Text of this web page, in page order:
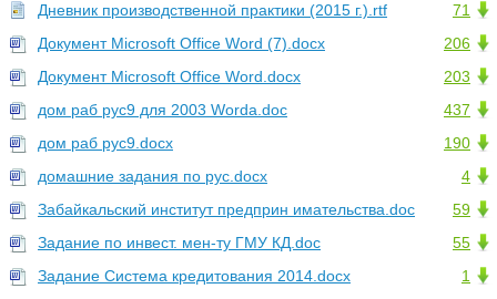
71
Дневник производственной практики (2015 г.).rtf
206
Документ Microsoft Office Word (7).docx
203
Документ Microsoft Office Word.docx
437
дом раб рус9 для 2003 Worda.doc
190
дом раб рус9.docx
4
домашние задания по рус.docx
59
Забайкальский институт предприн имательства.doc
55
Задание по инвест. мен-ту ГМУ КД.doc
1
Задание Система кредитования 2014.docx